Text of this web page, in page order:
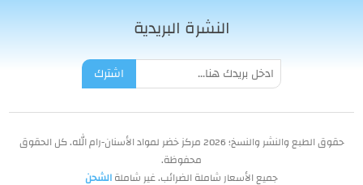
النشرة البريدية
اشترك
حقوق الطبع والنشر والنسخ؛ 2026 مركز خضر لمواد الأسنان-رام الله. كل الحقوق
محفوظة.
جميع الأسعار شاملة الضرائب. غير شاملةالشحن